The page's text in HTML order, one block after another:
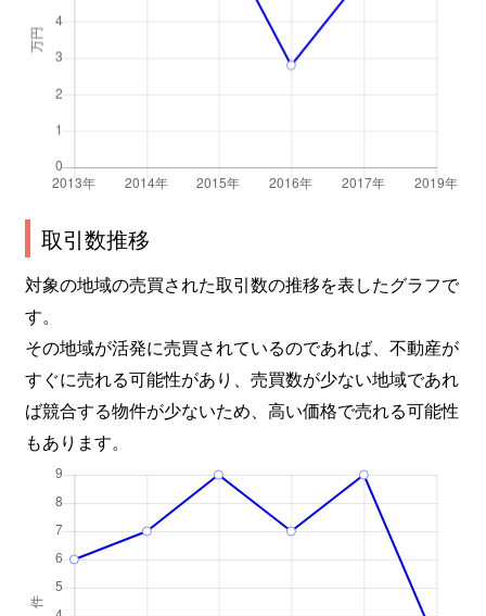
取引数推移
対象の地域の売買された取引数の推移を表したグラフで
す。
その地域が活発に売買されているのであれば、不動産が
すぐに売れる可能性があり、売買数が少ない地域であれ
ば競合する物件が少ないため、高い価格で売れる可能性
もあります。